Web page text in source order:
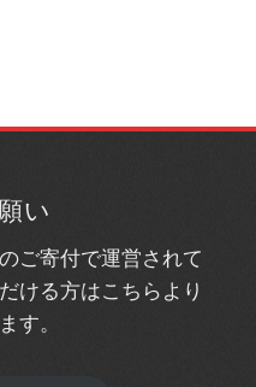
い
ご寄付で運営されて
ける方はこちらより
す。